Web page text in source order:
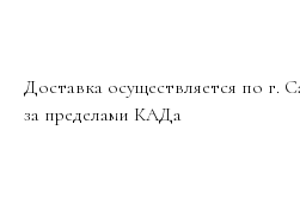
Доставка осуществляется по г.
за пределами КАДа